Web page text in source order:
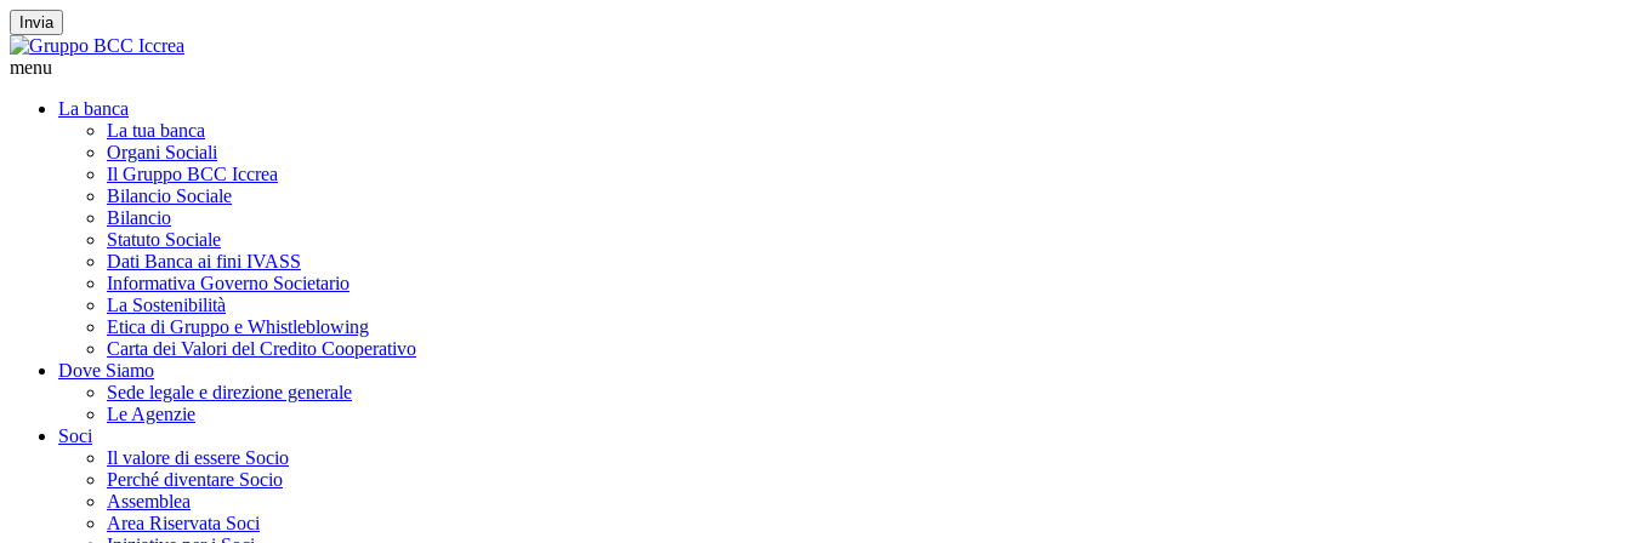
Invia
menu
La banca
La tua banca
Organi Sociali
Il Gruppo BCC Iccrea
Bilancio Sociale
Bilancio
Statuto Sociale
Dati Banca ai fini IVASS
Informativa Governo Societario
La Sostenibilità
Etica di Gruppo e Whistleblowing
Carta dei Valori del Credito Cooperativo
Dove Siamo
Sede legale e direzione generale
Le Agenzie
Soci
Il valore di essere Socio
Perché diventare Socio
Assemblea
Area Riservata Soci